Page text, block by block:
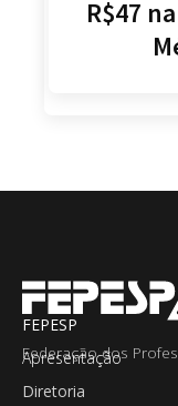
R$47
Federação dos
FEPESP
Apresentação
Diretoria